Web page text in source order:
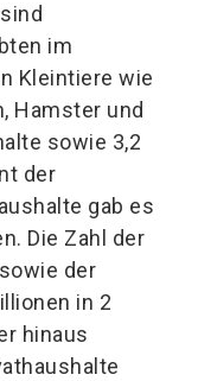
im
Kleintiere wie
Hamster und
sowie 3,2
der
gab es
Die Zahl der
der
in 2
hinaus